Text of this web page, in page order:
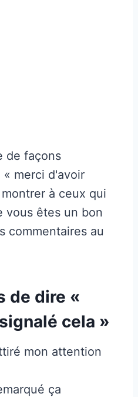
de façons
merci d'avoir
à ceux qui
vous êtes un bon
commentaires au
de dire «
cela »
mon attention
ça